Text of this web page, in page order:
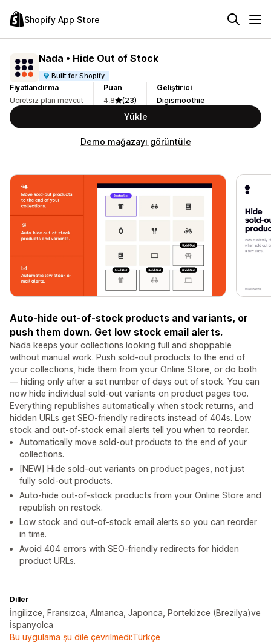
Shopify App Store
Nada • Hide Out of Stock
Built for Shopify
Fiyatlandırma
Ücretsiz plan mevcut
Puan
4,8
(23)
Geliştirici
Digismoothie
Yükle
Demo mağazayı görüntüle
Auto-hide out-of-stock products and variants, or
push them down. Get low stock email alerts.
Nada keeps your collections looking full and shoppable
without manual work. Push sold-out products to the end of
your collections, hide them from your Online Store, or do both
— hiding only after a set number of days out of stock. You can
now hide individual sold-out variants on product pages too.
Everything republishes automatically when stock returns, and
hidden URLs get SEO-friendly redirects instead of 404s. Low
stock and out-of-stock email alerts tell you when to reorder.
Automatically move sold-out products to the end of your
collections.
[NEW] Hide sold-out variants on product pages, not just
fully sold-out products.
Auto-hide out-of-stock products from your Online Store and
republish on restock.
Low stock and out-of-stock email alerts so you can reorder
in time.
Avoid 404 errors with SEO-friendly redirects for hidden
product URLs.
Diller
İngilizce, Fransızca, Almanca, Japonca, Portekizce (Brezilya)ve
İspanyolca
Bu uygulama şu dile çevrilmedi:Türkçe